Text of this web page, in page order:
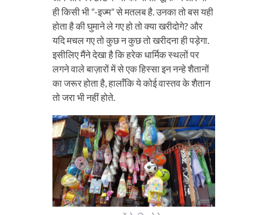
ही किसी भी “-इज्म” से मतलब है. उनका तो बस यही
होता है की घुमाने ले गए हो तो क्या खरीदोगे? और
यदि मचल गए तो कुछ न कुछ तो खरीदना ही पड़ेगा.
इसीलिए मैंने देखा है कि हरेक धार्मिक स्थलों पर
लगने वाले बाज़ारों में से एक हिस्सा इन नन्हे शैतानों
का जरूर होता है, हालाँकि ये कोई वास्तव के शैतान
तो जरा भी नहीं होते.